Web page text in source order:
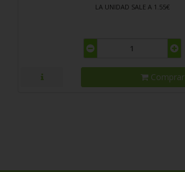
LA UNIDAD SALE A 1.55€
Comprar